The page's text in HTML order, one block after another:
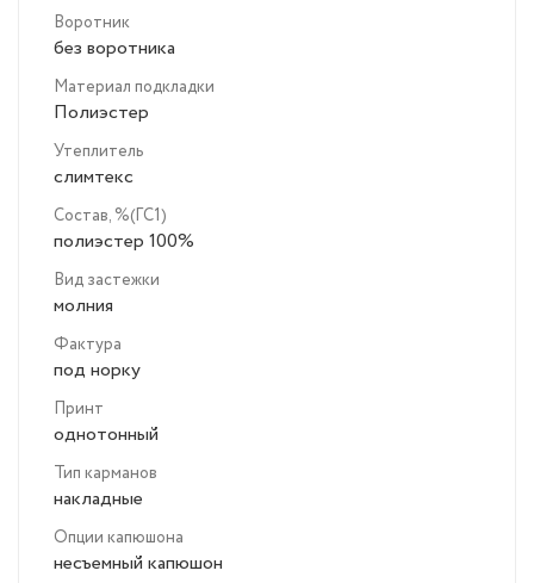
Воротник
без воротника
Материал подкладки
Полиэстер
Утеплитель
слимтекс
Состав, %(ГС1)
полиэстер 100%
Вид застежки
молния
Фактура
под норку
Принт
однотонный
Тип карманов
накладные
Опции капюшона
несъемный капюшон